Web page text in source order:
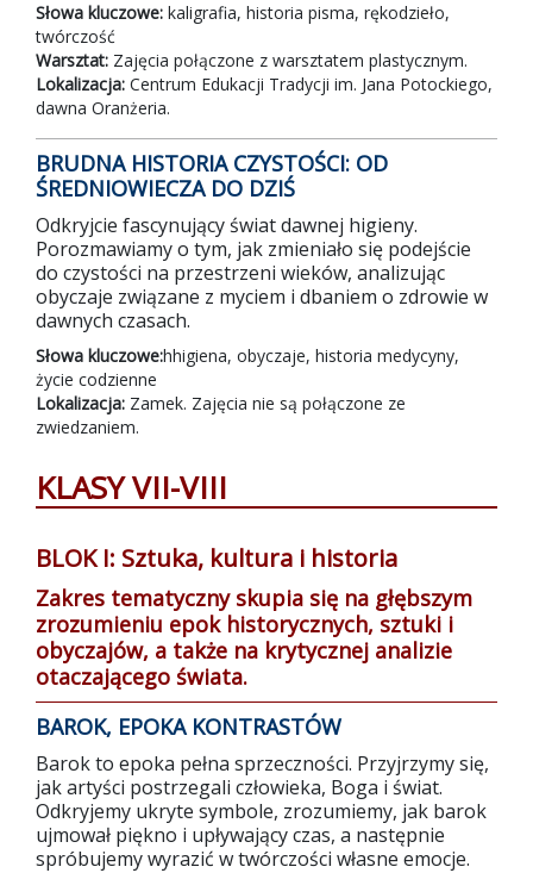
Słowa kluczowe: kaligrafia, historia pisma, rękodzieło,
twórczość
Warsztat: Zajęcia połączone z warsztatem plastycznym.
Lokalizacja: Centrum Edukacji Tradycji im. Jana Potockiego,
dawna Oranżeria.
BRUDNA HISTORIA CZYSTOŚCI: OD
ŚREDNIOWIECZA DO DZIŚ
Odkryjcie fascynujący świat dawnej higieny.
Porozmawiamy o tym, jak zmieniało się podejście
do czystości na przestrzeni wieków, analizując
obyczaje związane z myciem i dbaniem o zdrowie w
dawnych czasach.
Słowa kluczowe:hhigiena, obyczaje, historia medycyny,
życie codzienne
Lokalizacja: Zamek. Zajęcia nie są połączone ze
zwiedzaniem.
KLASY VII-VIII
BLOK I: Sztuka, kultura i historia
Zakres tematyczny skupia się na głębszym
zrozumieniu epok historycznych, sztuki i
obyczajów, a także na krytycznej analizie
otaczającego świata.
BAROK, EPOKA KONTRASTÓW
Barok to epoka pełna sprzeczności. Przyjrzymy się,
jak artyści postrzegali człowieka, Boga i świat.
Odkryjemy ukryte symbole, zrozumiemy, jak barok
ujmował piękno i upływający czas, a następnie
spróbujemy wyrazić w twórczości własne emocje.